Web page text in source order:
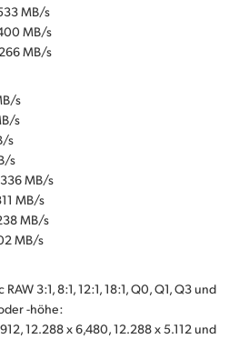
MB/s
MB/s
MB/s
s
s
s
s
MB/s
MB/s
MB/s
MB/s
3:1, 8:1, 12:1, 18:1, Q0, Q1, Q3 und
-höhe:
12.288 x 6,480, 12.288 x 5.112 und